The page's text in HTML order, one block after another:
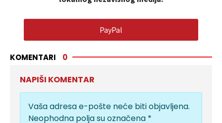
PayPal
KOMENTARI 0
NAPIŠI KOMENTAR
Vaša adresa e-pošte neće biti objavljena.
Neophodna polja su označena *